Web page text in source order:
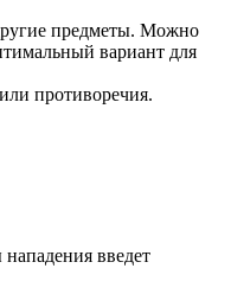
предметы. Можно
вариант для
противоречия.
введет